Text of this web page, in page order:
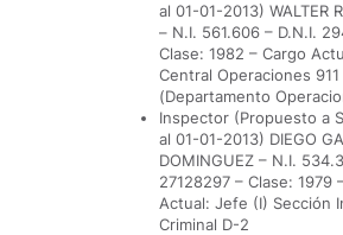
al 01-01-2013) WALTER
– N.I. 561.606 – D.N.I.
Clase: 1982 – Cargo
Central Operaciones 911
(Departamento
Inspector (Propuesto a
al 01-01-2013) DIEGO
DOMINGUEZ – N.I.
27128297 – Clase: 1979
Actual: Jefe (I) Sección
Criminal D-2